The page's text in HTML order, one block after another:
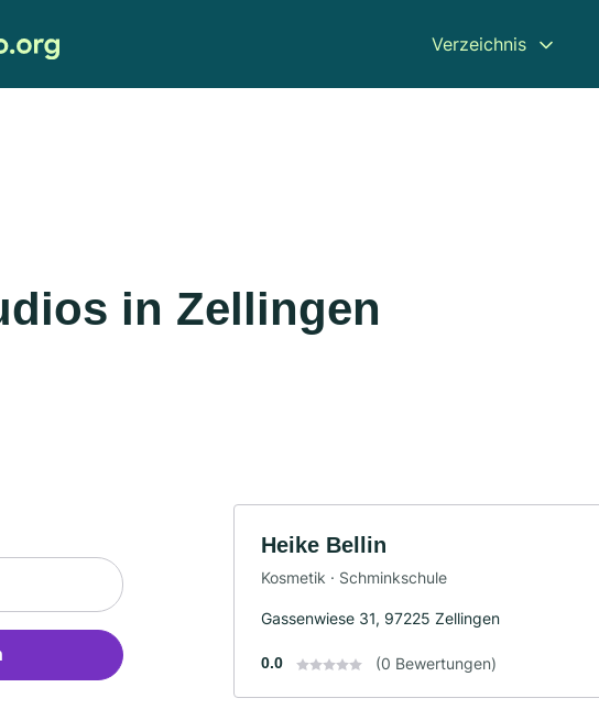
Verzeichnis
in Zellingen
Heike Bellin
Kosmetik · Schminkschule
Gassenwiese 31, 97225 Zellingen
0.0 (0 Bewertungen)